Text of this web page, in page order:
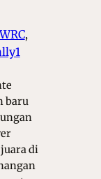
,
baru
di